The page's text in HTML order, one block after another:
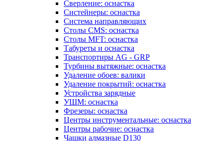
Сверление: оснастка
Систейнеры: оснастка
Система направляющих
Столы CMS: оснастка
Столы MFT: оснастка
Табуреты и оснастка
Транспортиры AG - GRP
Турбины вытяжные: оснастка
Удаление обоев: валики
Удаление покрытий: оснастка
Устройства зарядные
УШМ: оснастка
Фрезеры: оснастка
Центры инструментальные: оснастка
Центры рабочие: оснастка
Чашки алмазные D130